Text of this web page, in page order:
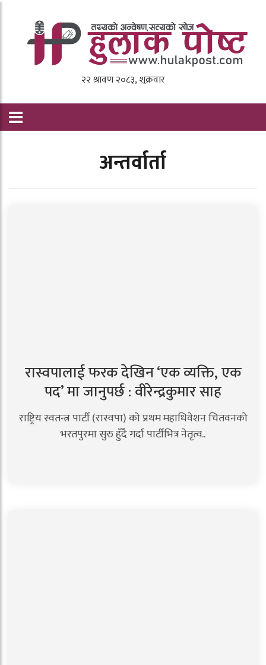
अन्तर्वार्ता
रास्वपालाई फरक देखिन ‘एक व्यक्ति, एक
पद’ मा जानुपर्छ : वीरेन्द्रकुमार साह
राष्ट्रिय स्वतन्त्र पार्टी (रास्वपा) को प्रथम महाधिवेशन चितवनको
भरतपुरमा सुरु हुँदै गर्दा पार्टीभित्र नेतृत्व..